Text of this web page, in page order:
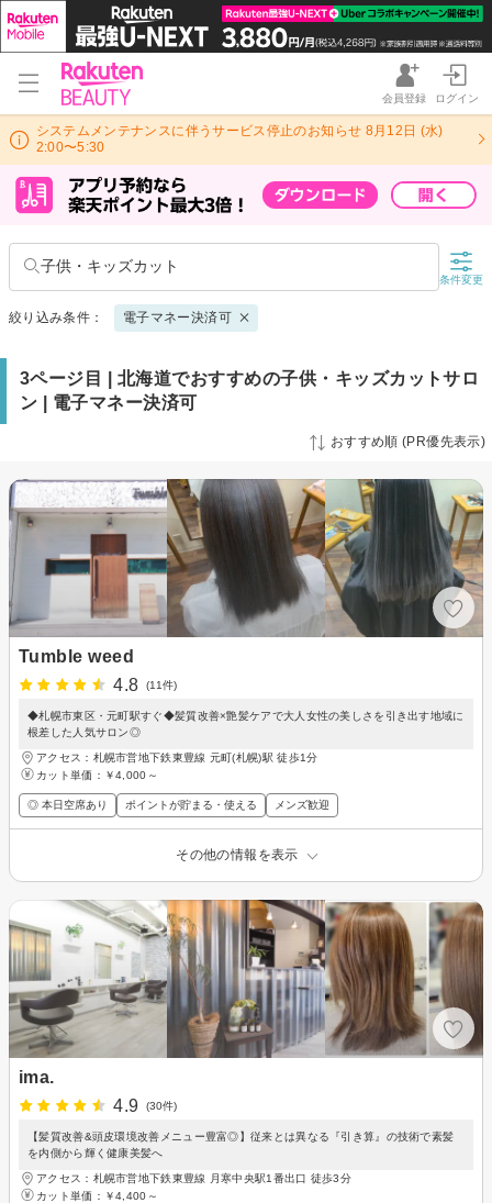
会員登録 ログイン
システムメンテナンスに伴うサービス停止のお知らせ 8月12日 (水)
2:00〜5:30
子供・キッズカット
条件変更
絞り込み条件： 電子マネー決済可
3ページ目 | 北海道でおすすめの子供・キッズカットサロ
ン | 電子マネー決済可
おすすめ順 (PR優先表示)
Tumble weed
4.8
(11件)
◆札幌市東区・元町駅すぐ◆髪質改善×艶髪ケアで大人女性の美しさを引き出す地域に
根差した人気サロン◎
アクセス：札幌市営地下鉄東豊線 元町(札幌)駅 徒歩1分
カット単価： ￥4,000～
◎ 本日空席あり ポイントが貯まる・使える メンズ歓迎
その他の情報を表示
ima.
4.9
(30件)
【髪質改善&頭皮環境改善メニュー豊富◎】従来とは異なる『引き算』の技術で素髪
を内側から輝く健康美髪へ
アクセス：札幌市営地下鉄東豊線 月寒中央駅1番出口 徒歩3分
カット単価： ￥4,400～